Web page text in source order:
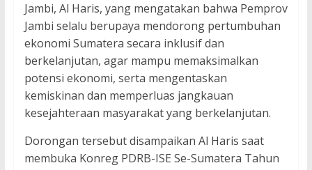
Jambi, Al Haris, yang mengatakan bahwa Pemprov
Jambi selalu berupaya mendorong pertumbuhan
ekonomi Sumatera secara inklusif dan
berkelanjutan, agar mampu memaksimalkan
potensi ekonomi, serta mengentaskan
kemiskinan dan memperluas jangkauan
kesejahteraan masyarakat yang berkelanjutan.
Dorongan tersebut disampaikan Al Haris saat
membuka Konreg PDRB-ISE Se-Sumatera Tahun